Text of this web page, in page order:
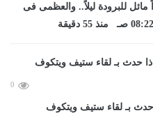
للبرودة ليلاً.. والعظمى فى
0
حدث بـ لقاء ستيف ويتكوف